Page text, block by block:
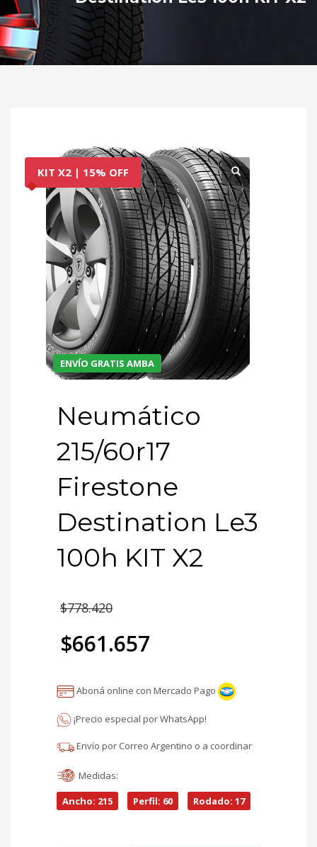
KIT X2 | 15% OFF
ENVÍO GRATIS AMBA
Neumático
215/60r17
Firestone
Destination Le3
100h KIT X2
$778.420
precio
era:
$778.420.
$661.657
precio
actual
es:
$661.657.
Aboná online con Mercado Pago
¡Precio especial por WhatsApp!
Envío por Correo Argentino o a coordinar
Medidas:
Ancho: 215
Perfil: 60 Rodado: 17